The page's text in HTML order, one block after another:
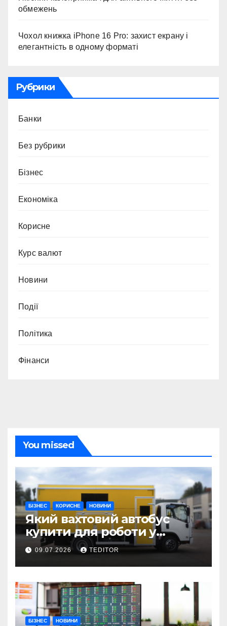
обмежень
Чохол книжка iPhone 16 Pro: захист екрану і
елегантність в одному форматі
Рубрики
Банки
Без рубрики
Бізнес
Економіка
Корисне
Курс валют
Новини
Події
Політика
Фінанси
You missed
БІЗНЕС КОРИСНЕ НОВИНИ
Який вахтовий автобус
купити для роботи у
складних умовах
експлуатації?
09.07.2026 TEDITOR
БІЗНЕС НОВИНИ